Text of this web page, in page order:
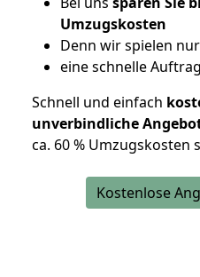
Umzugskosten
Denn wir spielen
eine schnelle
Schnell und einfach
unverbindliche
ca. 60 % Umzugskosten
Kostenlose